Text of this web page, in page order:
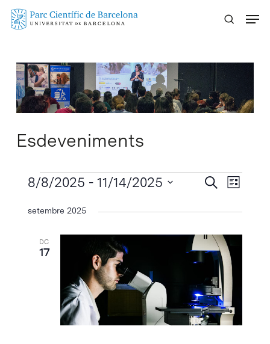
Skip
Esdeveniments
Esdeveniments
i
cerca
Cercar
Llista
8/8/2025 - 11/14/2025
una
setembre 2025
DC
17